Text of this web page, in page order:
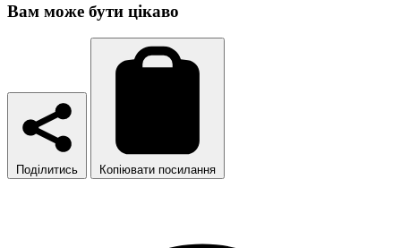
Вам може бути цікаво
Поділитись Копіювати посилання